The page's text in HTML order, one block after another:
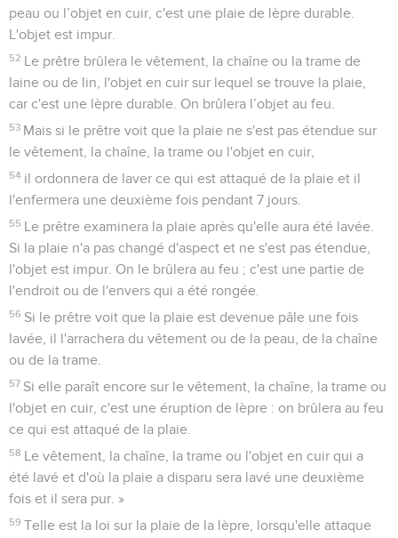
peau ou l’objet en cuir, c'est une plaie de lèpre durable.
L'objet est impur.
52 Le prêtre brûlera le vêtement, la chaîne ou la trame de
laine ou de lin, l'objet en cuir sur lequel se trouve la plaie,
car c'est une lèpre durable. On brûlera l’objet au feu.
53 Mais si le prêtre voit que la plaie ne s'est pas étendue sur
le vêtement, la chaîne, la trame ou l'objet en cuir,
54 il ordonnera de laver ce qui est attaqué de la plaie et il
l'enfermera une deuxième fois pendant 7 jours.
55 Le prêtre examinera la plaie après qu'elle aura été lavée.
Si la plaie n'a pas changé d'aspect et ne s'est pas étendue,
l'objet est impur. On le brûlera au feu ; c'est une partie de
l'endroit ou de l'envers qui a été rongée.
56 Si le prêtre voit que la plaie est devenue pâle une fois
lavée, il l'arrachera du vêtement ou de la peau, de la chaîne
ou de la trame.
57 Si elle paraît encore sur le vêtement, la chaîne, la trame ou
l'objet en cuir, c'est une éruption de lèpre : on brûlera au feu
ce qui est attaqué de la plaie.
58 Le vêtement, la chaîne, la trame ou l'objet en cuir qui a
été lavé et d'où la plaie a disparu sera lavé une deuxième
fois et il sera pur. »
59 Telle est la loi sur la plaie de la lèpre, lorsqu'elle attaque